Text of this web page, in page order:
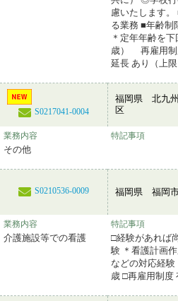
慮いたします
る業務 ■年齢
＊定年年齢を
歳） 再雇用制
延長 あり（上限
S0217041-0004
福岡県 北九
区
業務内容
その他
特記事項
S0210536-0009 福岡県 福岡
業務内容
介護施設等での看護
特記事項
□経験があれば
験 ＊看護計画
などの対応経
歳 □再雇用制度